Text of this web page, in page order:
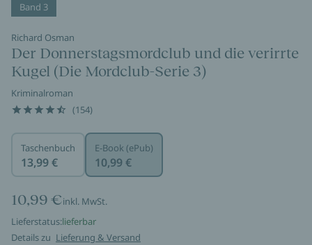
Band 3
Richard Osman
Der Donnerstagsmordclub und die verirrte
Kugel (Die Mordclub-Serie 3)
Kriminalroman
(154)
Taschenbuch
13,99 €
E-Book (ePub)
10,99 €
10,99 €inkl. MwSt.
Lieferstatus:lieferbar
Details zu Lieferung & Versand